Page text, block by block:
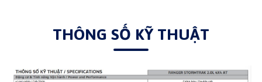
THÔNG SỐ KỸ THUẬT